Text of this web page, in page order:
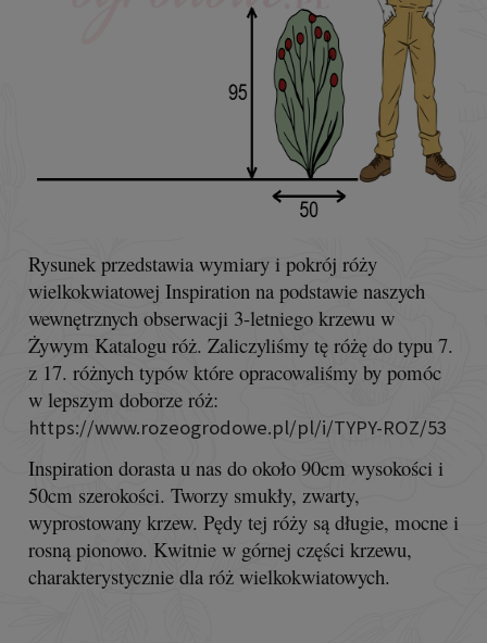
Rysunek przedstawia wymiary i pokrój róży
wielkokwiatowej Inspiration na podstawie naszych
wewnętrznych obserwacji 3-letniego krzewu w
Żywym Katalogu róż. Zaliczyliśmy tę różę do typu 7.
z 17. różnych typów które opracowaliśmy by pomóc
w lepszym doborze róż:
https://www.rozeogrodowe.pl/pl/i/TYPY-ROZ/53
Inspiration dorasta u nas do około 90cm wysokości i
50cm szerokości. Tworzy smukły, zwarty,
wyprostowany krzew. Pędy tej róży są długie, mocne i
rosną pionowo. Kwitnie w górnej części krzewu,
charakterystycznie dla róż wielkokwiatowych.